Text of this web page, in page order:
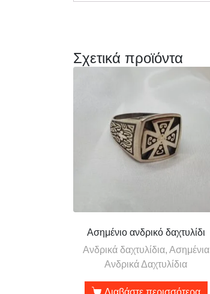
Σχετικά προϊόντα
Ασημένιο ανδρικό δαχτυλίδι
Ανδρικά δαχτυλίδια, Ασημένια
Ανδρικά Δαχτυλίδια